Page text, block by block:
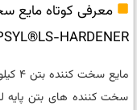
HARDENER
سخت کننده های بتن پایه